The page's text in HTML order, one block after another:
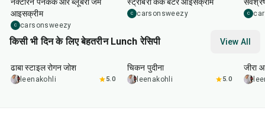
आइसक्रीम
C carsonsweezy
C carsonsweezy C
किसी भी दिन के लिए बेहतरीन Lunch रेसिपी View All
1 min
ढाबा स्टाइल रोगन जोश
leenakohli 5.0
hr 15
चिकन पुदीना
leenakohli 5.0
जीरा